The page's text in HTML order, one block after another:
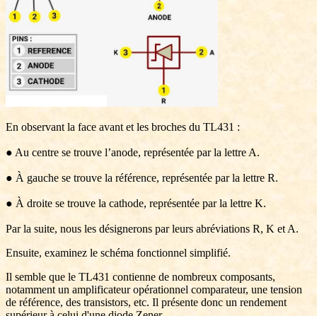
En observant la face avant et les broches du TL431 :
● Au centre se trouve l’anode, représentée par la lettre A.
● À gauche se trouve la référence, représentée par la lettre R.
● À droite se trouve la cathode, représentée par la lettre K.
Par la suite, nous les désignerons par leurs abréviations R, K et A.
Ensuite, examinez le schéma fonctionnel simplifié.
Il semble que le TL431 contienne de nombreux composants,
notamment un amplificateur opérationnel comparateur, une tension
de référence, des transistors, etc. Il présente donc un rendement